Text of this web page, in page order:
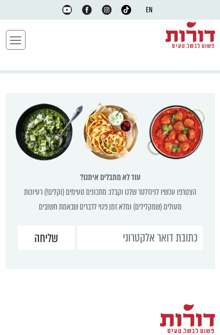
EN
עוד לא מתבלים איתנו?
הצטרפו עכשיו לניוזלטר שלנו וקבלו: מתכונים טעימים (וקלים!) רעיונות
מעולים (שמקלילים) ומלא זמן פנוי לדברים שבאמת חשובים